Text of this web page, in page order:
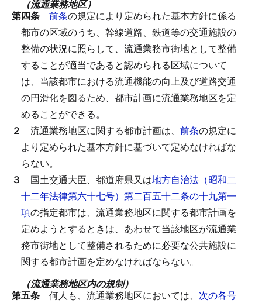
（流通業務地区）
第四条 前条の規定により定められた基本方針に係る
都市の区域のうち、幹線道路、鉄道等の交通施設の
整備の状況に照らして、流通業務市街地として整備
することが適当であると認められる区域について
は、当該都市における流通機能の向上及び道路交通
の円滑化を図るため、都市計画に流通業務地区を定
めることができる。
２ 流通業務地区に関する都市計画は、 前条の規定に
より定められた基本方針に基づいて定めなければな
らない。
３ 国土交通大臣、都道府県又は地方自治法（昭和二
十二年法律第六十七号）第二百五十二条の十九第一
項の指定都市は、流通業務地区に関する都市計画を
定めようとするときは、あわせて当該地区が流通業
務市街地として整備されるために必要な公共施設に
関する都市計画を定めなければならない。
（流通業務地区内の規制）
第五条 何人も、流通業務地区においては、 次の各号